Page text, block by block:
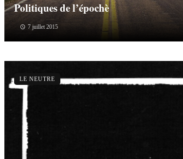
Politiques de l’épochè
7 juillet 2015
LE NEUTRE